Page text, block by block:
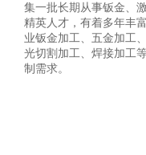
集一批长期从事钣金、
精英人才，有着多年丰
业钣金加工、五金加工
光切割加工、焊接加工
制需求。